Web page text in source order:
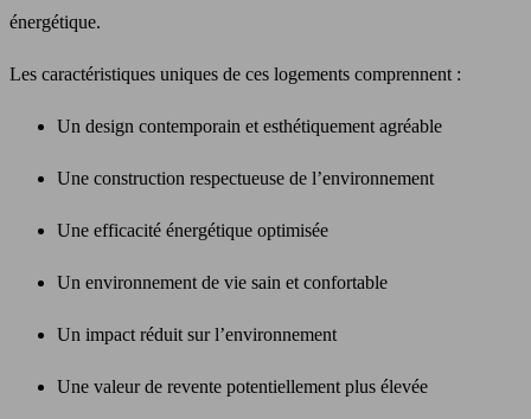
énergétique.
Les caractéristiques uniques de ces logements comprennent :
Un design contemporain et esthétiquement agréable
Une construction respectueuse de l’environnement
Une efficacité énergétique optimisée
Un environnement de vie sain et confortable
Un impact réduit sur l’environnement
Une valeur de revente potentiellement plus élevée